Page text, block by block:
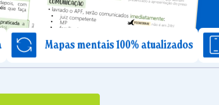
mentais 100% atualizados